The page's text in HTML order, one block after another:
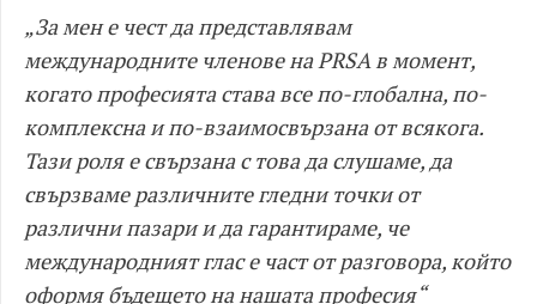
„За мен е чест да представлявам
международните членове на PRSA в момент,
когато професията става все по-глобална, по-
комплексна и по-взаимосвързана от всякога.
Тази роля е свързана с това да слушаме, да
свързваме различните гледни точки от
различни пазари и да гарантираме, че
международният глас е част от разговора, който
оформя бъдещето на нашата професия“